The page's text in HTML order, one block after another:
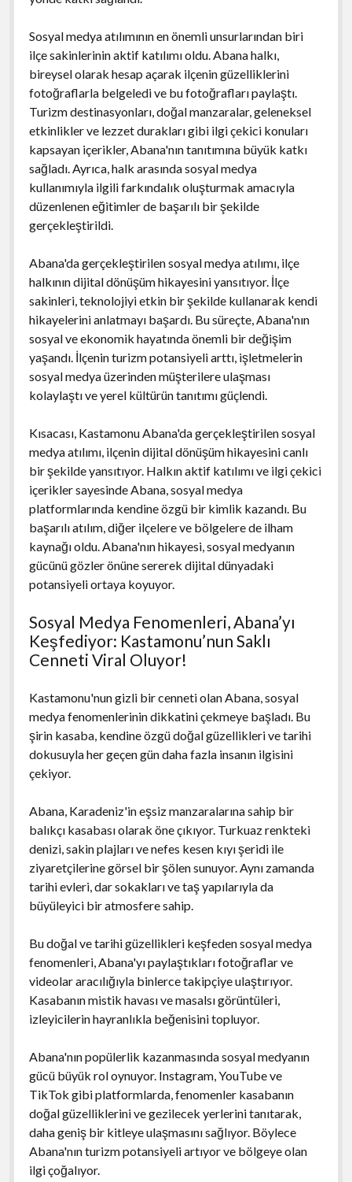
Sosyal medya atılımının en önemli unsurlarından biri
ilçe sakinlerinin aktif katılımı oldu. Abana halkı,
bireysel olarak hesap açarak ilçenin güzelliklerini
fotoğraflarla belgeledi ve bu fotoğrafları paylaştı.
Turizm destinasyonları, doğal manzaralar, geleneksel
etkinlikler ve lezzet durakları gibi ilgi çekici konuları
kapsayan içerikler, Abana'nın tanıtımına büyük katkı
sağladı. Ayrıca, halk arasında sosyal medya
kullanımıyla ilgili farkındalık oluşturmak amacıyla
düzenlenen eğitimler de başarılı bir şekilde
gerçekleştirildi.
Abana'da gerçekleştirilen sosyal medya atılımı, ilçe
halkının dijital dönüşüm hikayesini yansıtıyor. İlçe
sakinleri, teknolojiyi etkin bir şekilde kullanarak kendi
hikayelerini anlatmayı başardı. Bu süreçte, Abana'nın
sosyal ve ekonomik hayatında önemli bir değişim
yaşandı. İlçenin turizm potansiyeli arttı, işletmelerin
sosyal medya üzerinden müşterilere ulaşması
kolaylaştı ve yerel kültürün tanıtımı güçlendi.
Kısacası, Kastamonu Abana'da gerçekleştirilen sosyal
medya atılımı, ilçenin dijital dönüşüm hikayesini canlı
bir şekilde yansıtıyor. Halkın aktif katılımı ve ilgi çekici
içerikler sayesinde Abana, sosyal medya
platformlarında kendine özgü bir kimlik kazandı. Bu
başarılı atılım, diğer ilçelere ve bölgelere de ilham
kaynağı oldu. Abana'nın hikayesi, sosyal medyanın
gücünü gözler önüne sererek dijital dünyadaki
potansiyeli ortaya koyuyor.
Sosyal Medya Fenomenleri, Abana’yı
Keşfediyor: Kastamonu’nun Saklı
Cenneti Viral Oluyor!
Kastamonu'nun gizli bir cenneti olan Abana, sosyal
medya fenomenlerinin dikkatini çekmeye başladı. Bu
şirin kasaba, kendine özgü doğal güzellikleri ve tarihi
dokusuyla her geçen gün daha fazla insanın ilgisini
çekiyor.
Abana, Karadeniz'in eşsiz manzaralarına sahip bir
balıkçı kasabası olarak öne çıkıyor. Turkuaz renkteki
denizi, sakin plajları ve nefes kesen kıyı şeridi ile
ziyaretçilerine görsel bir şölen sunuyor. Aynı zamanda
tarihi evleri, dar sokakları ve taş yapılarıyla da
büyüleyici bir atmosfere sahip.
Bu doğal ve tarihi güzellikleri keşfeden sosyal medya
fenomenleri, Abana'yı paylaştıkları fotoğraflar ve
videolar aracılığıyla binlerce takipçiye ulaştırıyor.
Kasabanın mistik havası ve masalsı görüntüleri,
izleyicilerin hayranlıkla beğenisini topluyor.
Abana'nın popülerlik kazanmasında sosyal medyanın
gücü büyük rol oynuyor. Instagram, YouTube ve
TikTok gibi platformlarda, fenomenler kasabanın
doğal güzelliklerini ve gezilecek yerlerini tanıtarak,
daha geniş bir kitleye ulaşmasını sağlıyor. Böylece
Abana'nın turizm potansiyeli artıyor ve bölgeye olan
ilgi çoğalıyor.